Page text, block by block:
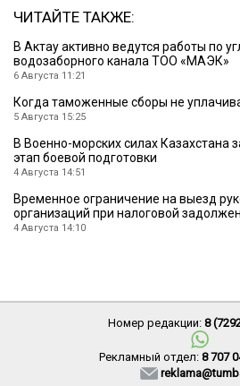
ЧИТАЙТЕ ТАКЖЕ:
В Актау активно ведутся работы по
водозаборного канала ТОО «МАЭК»
6 Августа 11:21
Когда таможенные сборы не
5 Августа 15:25
В Военно-морских силах Казахстана
этап боевой подготовки
4 Августа 14:51
Временное ограничение на выезд
организаций при налоговой
4 Августа 14:10
Номер редакции: 8
Рекламный отдел: 8 707